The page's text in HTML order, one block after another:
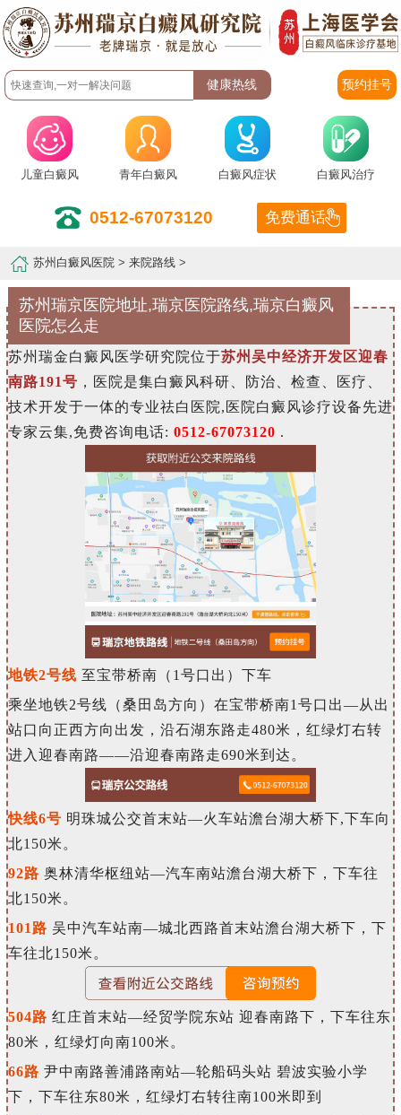
预约挂号
儿童白癜风 青年白癜风 白癜风症状 白癜风治疗
0512-67073120 免费通话
苏州白癜风医院 >来院路线 >
苏州瑞京医院地址,瑞京医院路线,瑞京白癜风
医院怎么走
苏州瑞金白癜风医学研究院位于苏州吴中经济开发区迎春
南路191号 ，医院是集白癜风科研、防治、检查、医疗、
技术开发于一体的专业祛白医院,医院白癜风诊疗设备先进
专家云集,免费咨询电话: 0512-67073120 .
地铁2号线 至宝带桥南（1号口出）下车
乘坐地铁2号线（桑田岛方向）在宝带桥南1号口出—从出
站口向正西方向出发，沿石湖东路走480米，红绿灯右转
进入迎春南路——沿迎春南路走690米到达。
快线6号 明珠城公交首末站—火车站澹台湖大桥下,下车向
北150米。
92路 奥林清华枢纽站—汽车南站澹台湖大桥下，下车往
北150米。
101路 吴中汽车站南—城北西路首末站澹台湖大桥下，下
车往北150米。
504路 红庄首末站—经贸学院东站 迎春南路下，下车往东
80米，红绿灯向南100米。
66路 尹中南路善浦路南站—轮船码头站 碧波实验小学
下，下车往东80米，红绿灯右转往南100米即到